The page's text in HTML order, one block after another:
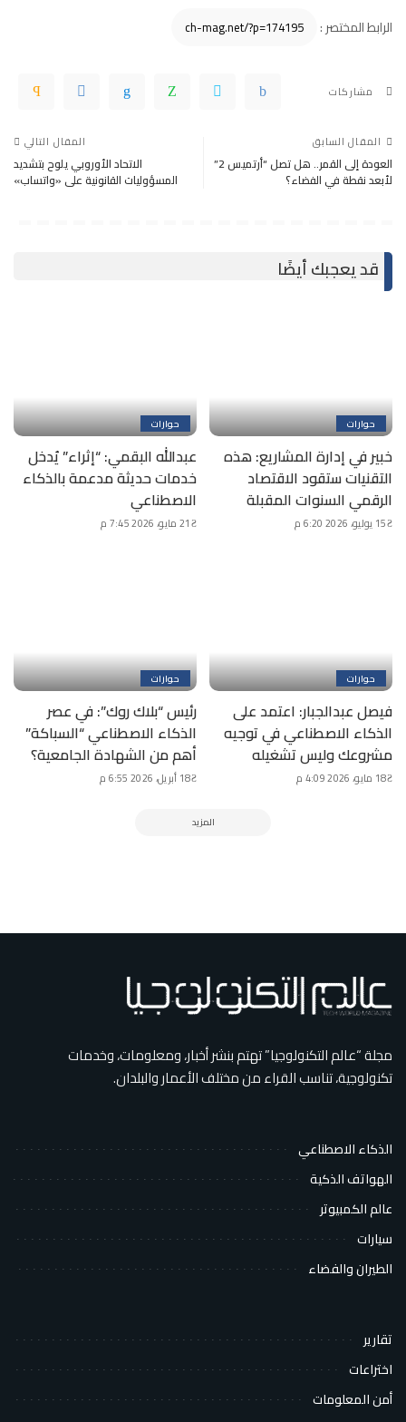
الرابط المختصر :
مشاركات
المقال السابق
العودة إلى القمر.. هل تصل “أرتميس 2”
لأبعد نقطة في الفضاء؟
المقال التالي
الاتحاد الأوروبي يلوح بتشديد
المسؤوليات القانونية على «واتساب»
قد يعجبك أيضًا
حوارات
خبير في إدارة المشاريع: هذه
التقنيات ستقود الاقتصاد
الرقمي السنوات المقبلة
15 يوليو، 2026 6:20 م
حوارات
عبدالله البقمي: “إثراء” يُدخل
خدمات حديثة مدعمة بالذكاء
الاصطناعي
21 مايو، 2026 7:45 م
حوارات
فيصل عبدالجبار: اعتمد على
الذكاء الاصطناعي في توجيه
مشروعك وليس تشغيله
18 مايو، 2026 4:09 م
حوارات
رئيس “بلاك روك”: في عصر
الذكاء الاصطناعي “السباكة”
أهم من الشهادة الجامعية؟
18 أبريل، 2026 6:55 م
المزيد
مجلة “عالم التكنولوجيا” تهتم بنشر أخبار، ومعلومات، وخدمات
تكنولوجية، تناسب القراء من مختلف الأعمار والبلدان.
الذكاء الاصطناعي
الهواتف الذكية
عالم الكمبيوتر
سيارات
الطيران والفضاء
تقارير
اختراعات
أمن المعلومات